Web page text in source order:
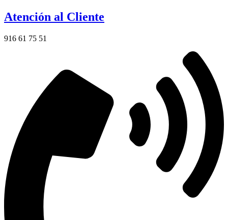
Atención al Cliente
916 61 75 51